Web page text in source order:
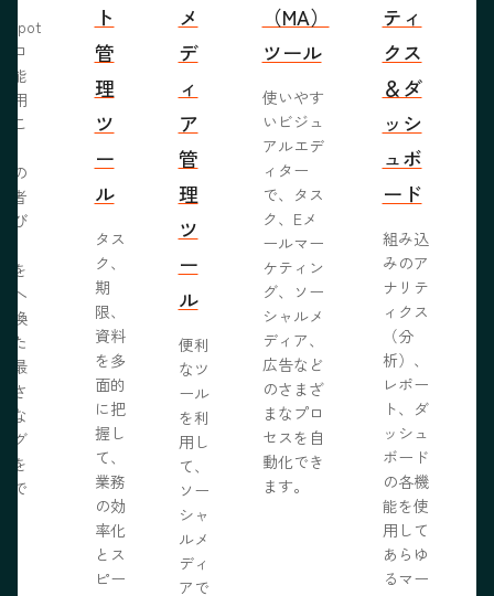
ロ
能
用
こ
の
者
び
を
へ
換
た
最
さ
な
グ
を
で
ト
管
理
ツ
ー
ル
タス
ク、
期
限、
資料
を多
面的
に把
握し
て、
業務
の効
率化
とス
ピー
メ
デ
ィ
ア
管
理
ツ
ー
ル
便利
なツ
ール
を利
用し
て、
ソー
シャ
ルメ
ディ
アで
（MA）
ツール
使いやす
いビジュ
アルエデ
ィター
で、タス
ク、Eメ
ールマー
ケティン
グ、ソー
シャルメ
ディア、
広告など
のさまざ
まなプロ
セスを自
動化でき
ます。
ティ
クス
＆ダ
ッシ
ュボ
ード
組み込
みのア
ナリテ
ィクス
（分
析）、
レポー
ト、ダ
ッシュ
ボード
の各機
能を使
用して
あらゆ
るマー